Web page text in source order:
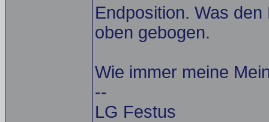
Endposition. Was
oben gebogen.
Wie immer meine
--
LG Festus